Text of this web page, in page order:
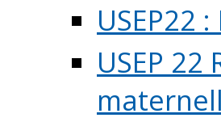
USEP22
USEP